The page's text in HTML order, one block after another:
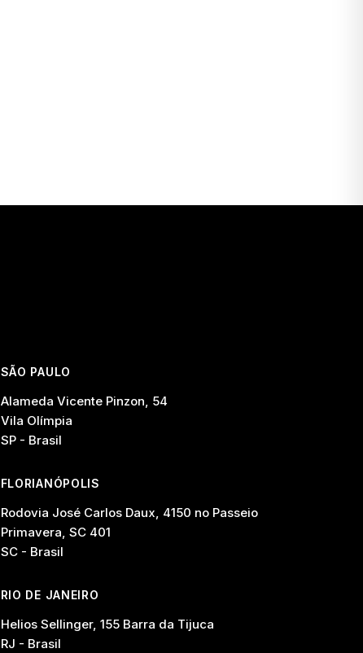
SÃO PAULO
Alameda Vicente Pinzon, 54
Vila Olímpia
SP - Brasil
FLORIANÓPOLIS
Rodovia José Carlos Daux, 4150 no Passeio
Primavera, SC 401
SC - Brasil
RIO DE JANEIRO
Helios Sellinger, 155 Barra da Tijuca
RJ - Brasil